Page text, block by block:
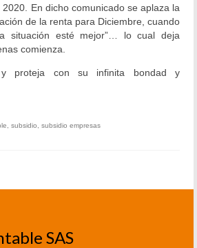
de Proyecciones Financieras
En dicho comunicado se aplaza la
de la renta para Diciembre, cuando
situación esté mejor”… lo cual deja
comienza.
proteja con su infinita bondad y
subsidio subsidio empresas
SAS